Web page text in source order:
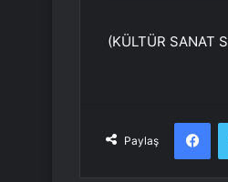
(KÜLTÜR SANAT
Paylaş